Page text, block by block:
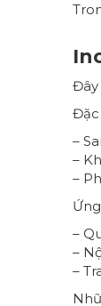
Đây
Đặc
–
–
–
–
–
–